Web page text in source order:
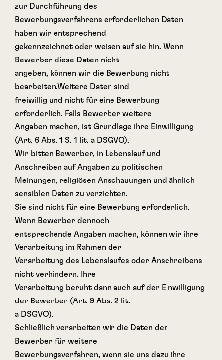
zur Durchführung des
Bewerbungsverfahrens erforderlichen Daten
haben wir entsprechend
gekennzeichnet oder weisen auf sie hin. Wenn
Bewerber diese Daten nicht
angeben, können wir die Bewerbung nicht
bearbeiten.Weitere Daten sind
freiwillig und nicht für eine Bewerbung
erforderlich. Falls Bewerber weitere
Angaben machen, ist Grundlage ihre Einwilligung
(Art. 6 Abs. 1 S. 1 lit. a DSGVO).
Wir bitten Bewerber, in Lebenslauf und
Anschreiben auf Angaben zu politischen
Meinungen, religiösen Anschauungen und ähnlich
sensiblen Daten zu verzichten.
Sie sind nicht für eine Bewerbung erforderlich.
Wenn Bewerber dennoch
entsprechende Angaben machen, können wir ihre
Verarbeitung im Rahmen der
Verarbeitung des Lebenslaufes oder Anschreibens
nicht verhindern. Ihre
Verarbeitung beruht dann auch auf der Einwilligung
der Bewerber (Art. 9 Abs. 2 lit.
a DSGVO).
Schließlich verarbeiten wir die Daten der
Bewerber für weitere
Bewerbungsverfahren, wenn sie uns dazu ihre